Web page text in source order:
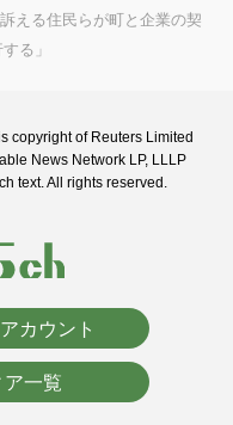
える住民らが町と企業の契
る」
copyright of Reuters Limited
News Network LP, LLLP
text. All rights reserved.
カウント
ア一覧